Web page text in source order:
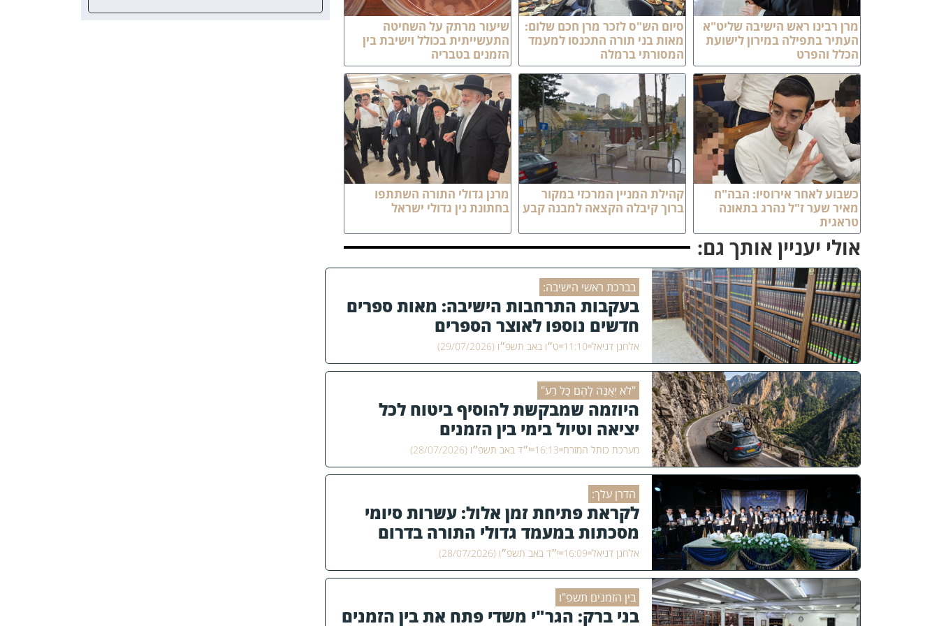
מרן רבינו ראש הישיבה שליט"א
העתיר בתפילה במירון לישועת
הכלל והפרט
סיום הש"ס לזכר מרן חכם שלום:
מאות בני תורה התכנסו למעמד
המסורתי ברמלה
שיעור מרתק על השחיטה
התעשייתית בכולל וישיבת בין
הזמנים בטבריה
כשבוע לאחר אירוסיו: הבה"ח
מאיר שער ז"ל נהרג בתאונה
טראגית
קהילת המניין המרכזי במקור
ברוך קיבלה הקצאה למבנה קבע
מרנן גדולי התורה השתתפו
בחתונת נין גדולי ישראל
אולי יעניין אותך גם:
בברכת ראשי הישיבה:
בעקבות התרחבות הישיבה: מאות ספרים
חדשים נוספו לאוצר הספרים
אלחנן דניאל 11:10 ט״ו באב תשפ״ו (29/07/2026)
"לֹא יְאֻנֶּה לָהֶם כָּל רַע"
היוזמה שמבקשת להוסיף ביטוח לכל
יציאה וטיול בימי בין הזמנים
מערכת כותל המזרח 16:13 י״ד באב תשפ״ו (28/07/2026)
הדרן עלך:
לקראת פתיחת זמן אלול: עשרות סיומי
מסכתות במעמד גדולי התורה בדרום
אלחנן דניאל 16:09 י״ד באב תשפ״ו (28/07/2026)
בין הזמנים תשפ"ו
בני ברק: הגר"י משדי פתח את בין הזמנים